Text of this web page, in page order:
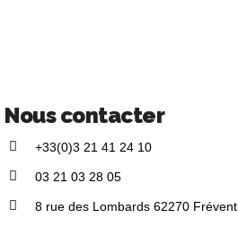
Nous contacter
+33(0)3 21 41 24 10
03 21 03 28 05
8 rue des Lombards 62270 Frévent